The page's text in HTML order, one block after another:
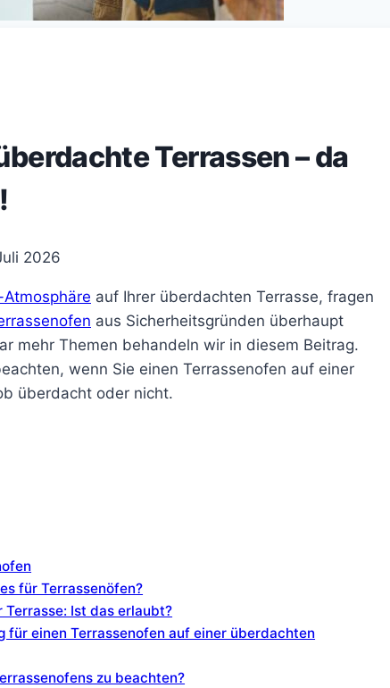
Terrassen – da
2026
auf Ihrer überdachten Terrasse, fragen
aus Sicherheitsgründen überhaupt
mehr Themen behandeln wir in diesem Beitrag.
wenn Sie einen Terrassenofen auf einer
überdacht oder nicht.
für Terrassenöfen?
Ist das erlaubt?
für einen Terrassenofen auf einer überdachten
zu beachten?